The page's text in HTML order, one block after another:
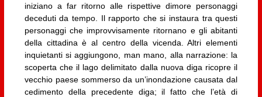
iniziano a far ritorno alle rispettive dimore personaggi
deceduti da tempo. Il rapporto che si instaura tra questi
personaggi che improvvisamente ritornano e gli abitanti
della cittadina è al centro della vicenda. Altri elementi
inquietanti si aggiungono, man mano, alla narrazione: la
scoperta che il lago delimitato dalla nuova diga ricopre il
vecchio paese sommerso da un’inondazione causata dal
cedimento della precedente diga; il fatto che l’età di